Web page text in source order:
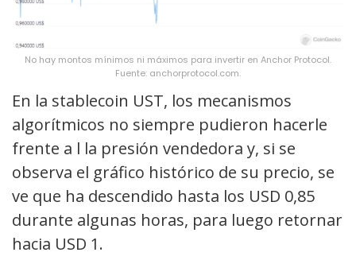
No hay montos mínimos ni máximos para invertir en Anchor Protocol.
Fuente: anchorprotocol.com.
En la stablecoin UST, los mecanismos
algorítmicos no siempre pudieron hacerle
frente a l la presión vendedora y, si se
observa el gráfico histórico de su precio, se
ve que ha descendido hasta los USD 0,85
durante algunas horas, para luego retornar
hacia USD 1.